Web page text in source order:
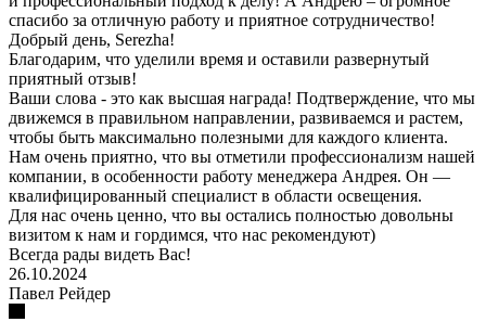
спасибо за отличную работу и приятное сотрудничество!
Добрый день, Serezha!
Благодарим, что уделили время и оставили развернутый
приятный отзыв!
Ваши слова - это как высшая награда! Подтверждение, что мы
движемся в правильном направлении, развиваемся и растем,
чтобы быть максимально полезными для каждого клиента.
Нам очень приятно, что вы отметили профессионализм нашей
компании, в особенности работу менеджера Андрея. Он —
квалифицированный специалист в области освещения.
Для нас очень ценно, что вы остались полностью довольны
визитом к нам и гордимся, что нас рекомендуют)
Всегда рады видеть Вас!
26.10.2024
Павел Рейдер